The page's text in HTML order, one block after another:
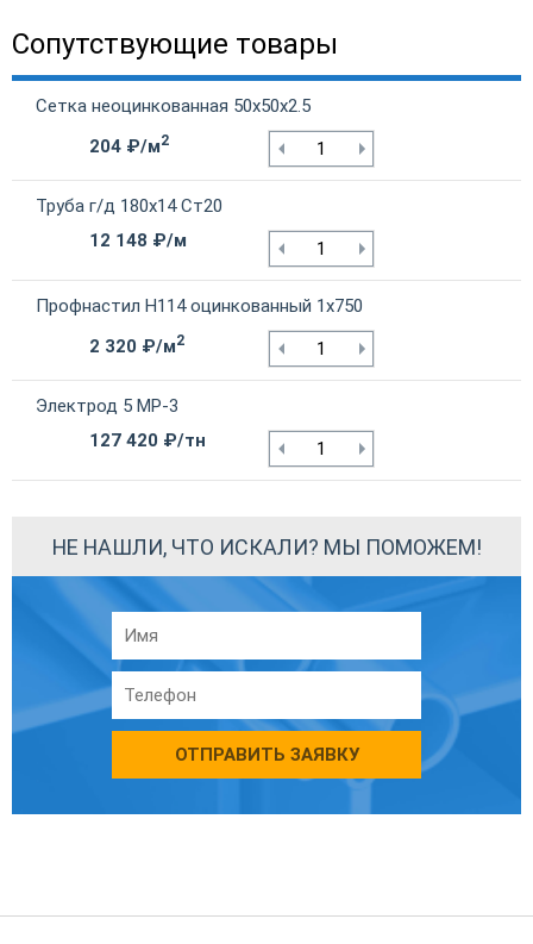
Сопутствующие товары
Сетка неоцинкованная 50х50х2.5
204 ₽/м2
Труба г/д 180х14 Ст20
12 148 ₽/м
Профнастил Н114 оцинкованный 1х750
2 320 ₽/м2
Электрод 5 МР-3
127 420 ₽/тн
НЕ НАШЛИ, ЧТО ИСКАЛИ? МЫ ПОМОЖЕМ!
ОТПРАВИТЬ ЗАЯВКУ